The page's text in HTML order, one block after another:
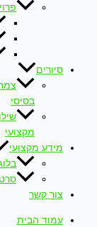
סיורים
בסיסי
מקצועי
מידע מקצועי
צור קשר
עמוד הבית